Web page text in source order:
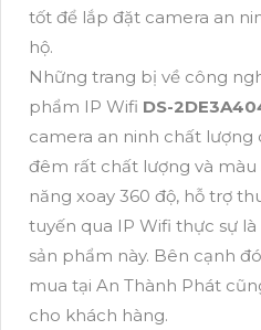
tốt để lắp đặt camera an
hộ.
Những trang bị về công
phẩm IP Wifi DS-
camera an ninh chất lượng
đêm rất chất lượng và màu
năng xoay 360 độ, hỗ trợ
tuyến qua IP Wifi thực sự
sản phẩm này. Bên cạnh
mua tại An Thành Phát
cho khách hàng.